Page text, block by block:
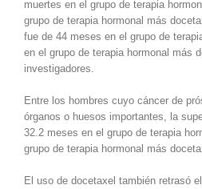
muertes en el grupo de terapia
grupo de terapia hormonal más
fue de 44 meses en el grupo de
en el grupo de terapia hormonal más
investigadores.
Entre los hombres cuyo cáncer de
órganos o huesos importantes, la
32.2 meses en el grupo de terapia
grupo de terapia hormonal más
El uso de docetaxel también retrasó